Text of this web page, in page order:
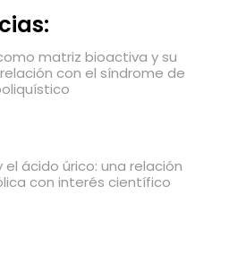
matriz bioactiva y su
con el síndrome de
el ácido úrico: una relación
con interés científico